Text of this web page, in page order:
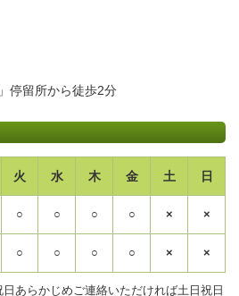
停留所から徒歩2分
火 水 木 金 土 日
○ ○ ○ ○ × ×
○ ○ ○ ○ × ×
あらかじめご連絡いただければ土日祝日